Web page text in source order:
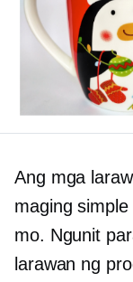
Ang mga
maging
mo. Ngunit
larawan ng